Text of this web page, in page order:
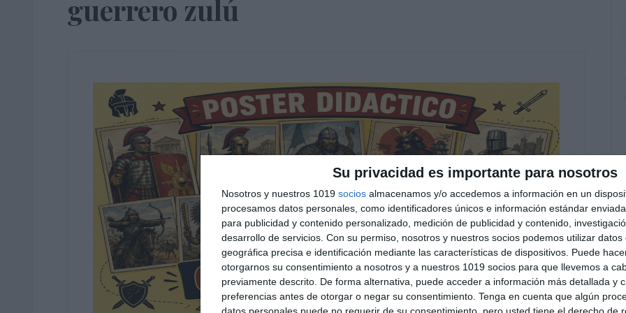
Su privacidad es importante para nosotros
Nosotros y nuestros 1019 socios almacenamos y/o accedemos a información en un
procesamos datos personales, como identificadores únicos e información estándar
para publicidad y contenido personalizado, medición de publicidad y contenido,
desarrollo de servicios. Con su permiso, nosotros y nuestros socios podemos utilizar datos
geográfica precisa e identificación mediante las características de dispositivos. Puede
otorgarnos su consentimiento a nosotros y a nuestros 1019 socios para que llevemos a
previamente descrito. De forma alternativa, puede acceder a información más detallada y
preferencias antes de otorgar o negar su consentimiento. Tenga en cuenta que algún
guerrero zulú